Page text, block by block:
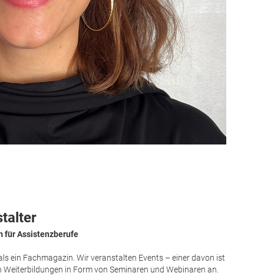
für Assistenzberufe
ein Fachmagazin. Wir veranstalten Events – einer davon ist
in Form von Seminaren und Webinaren an.